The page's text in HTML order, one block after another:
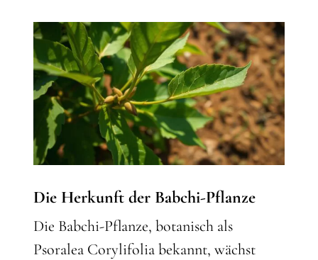
Die Herkunft der Babchi-Pflanze
Die Babchi-Pflanze, botanisch als
Psoralea Corylifolia bekannt, wächst